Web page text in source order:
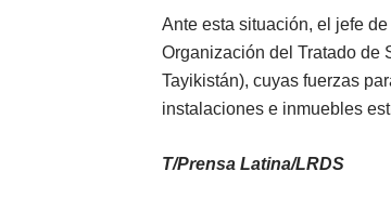
Ante esta situación, el jefe
Organización del Tratado de
Tayikistán), cuyas fuerzas
instalaciones e inmuebles
T/Prensa Latina/LRDS